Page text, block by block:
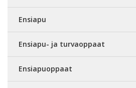
Ensiapu
Ensiapu- ja turvaoppaat
Ensiapuoppaat